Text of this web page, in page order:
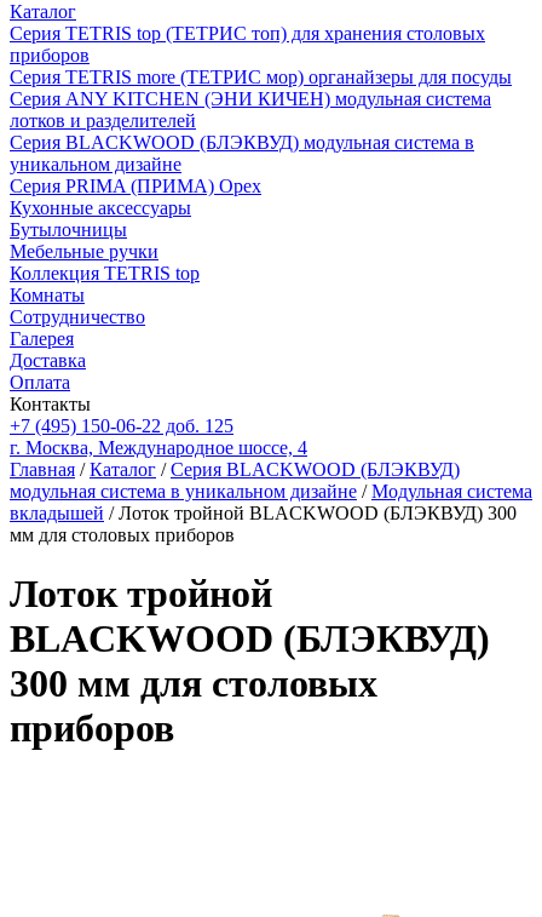
Каталог
Серия TETRIS top (ТЕТРИС топ) для хранения столовых
приборов
Серия TETRIS more (ТЕТРИС мор) органайзеры для посуды
Серия ANY KITCHEN (ЭНИ КИЧЕН) модульная система
лотков и разделителей
Серия BLACKWOOD (БЛЭКВУД) модульная система в
уникальном дизайне
Серия PRIMA (ПРИМА) Орех
Кухонные аксессуары
Бутылочницы
Мебельные ручки
Коллекция TETRIS top
Комнаты
Сотрудничество
Галерея
Доставка
Оплата
Контакты
+7 (495) 150-06-22 доб. 125
г. Москва, Международное шоссе, 4
Главная /Каталог /Серия BLACKWOOD (БЛЭКВУД)
модульная система в уникальном дизайне /Модульная система
вкладышей / Лоток тройной BLACKWOOD (БЛЭКВУД) 300
мм для столовых приборов
Лоток тройной
BLACKWOOD (БЛЭКВУД)
300 мм для столовых
приборов